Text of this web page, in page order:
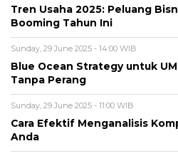
Tren Usaha 2025: Peluang
Booming Tahun Ini
Sunday, 29 June 2025 - 14:00 WIB
Blue Ocean Strategy untuk
Tanpa Perang
Sunday, 29 June 2025 - 11:00 WIB
Cara Efektif Menganalisis
Anda